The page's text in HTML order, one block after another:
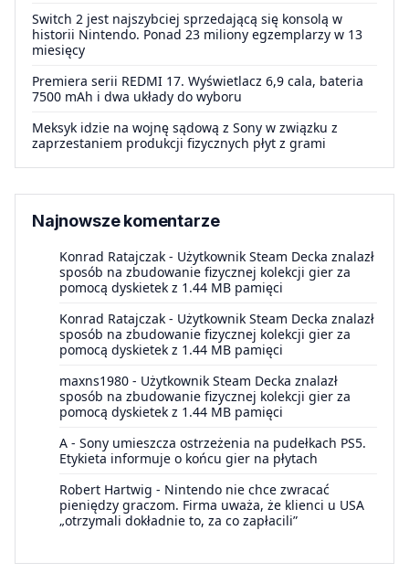
Switch 2 jest najszybciej sprzedającą się konsolą w
historii Nintendo. Ponad 23 miliony egzemplarzy w 13
miesięcy
Premiera serii REDMI 17. Wyświetlacz 6,9 cala, bateria
7500 mAh i dwa układy do wyboru
Meksyk idzie na wojnę sądową z Sony w związku z
zaprzestaniem produkcji fizycznych płyt z grami
Najnowsze komentarze
Konrad Ratajczak - Użytkownik Steam Decka znalazł
sposób na zbudowanie fizycznej kolekcji gier za
pomocą dyskietek z 1.44 MB pamięci
Konrad Ratajczak - Użytkownik Steam Decka znalazł
sposób na zbudowanie fizycznej kolekcji gier za
pomocą dyskietek z 1.44 MB pamięci
maxns1980 - Użytkownik Steam Decka znalazł
sposób na zbudowanie fizycznej kolekcji gier za
pomocą dyskietek z 1.44 MB pamięci
A - Sony umieszcza ostrzeżenia na pudełkach PS5.
Etykieta informuje o końcu gier na płytach
Robert Hartwig - Nintendo nie chce zwracać
pieniędzy graczom. Firma uważa, że klienci u USA
„otrzymali dokładnie to, za co zapłacili”